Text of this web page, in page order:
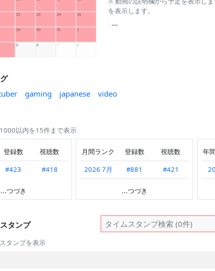
を表示します。
---
gaming japanese video
以内を15件まで表示
登録数
視聴数
#423 #418
---
#549
...つづき
月間ランク 登録数
視聴数
2026 7月
#881
#421
#663
2026 4月
#353
#347
...つづき
年
タンプ
タンプを表示